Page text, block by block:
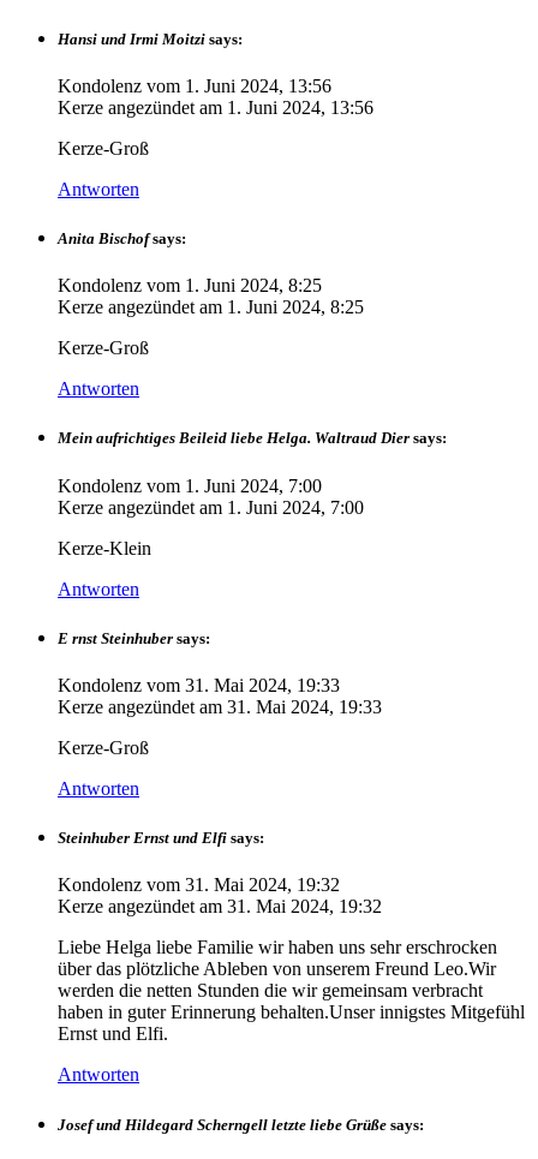
Hansi und Irmi Moitzi says:
Kondolenz vom 1. Juni 2024, 13:56
Kerze angezündet am 1. Juni 2024, 13:56
Kerze-Groß
Antworten
Anita Bischof says:
Kondolenz vom 1. Juni 2024, 8:25
Kerze angezündet am 1. Juni 2024, 8:25
Kerze-Groß
Antworten
Mein aufrichtiges Beileid liebe Helga. Waltraud Dier says:
Kondolenz vom 1. Juni 2024, 7:00
Kerze angezündet am 1. Juni 2024, 7:00
Kerze-Klein
Antworten
E rnst Steinhuber says:
Kondolenz vom 31. Mai 2024, 19:33
Kerze angezündet am 31. Mai 2024, 19:33
Kerze-Groß
Antworten
Steinhuber Ernst und Elfi says:
Kondolenz vom 31. Mai 2024, 19:32
Kerze angezündet am 31. Mai 2024, 19:32
Liebe Helga liebe Familie wir haben uns sehr erschrocken
über das plötzliche Ableben von unserem Freund Leo.Wir
werden die netten Stunden die wir gemeinsam verbracht
haben in guter Erinnerung behalten.Unser innigstes Mitgefühl
Ernst und Elfi.
Antworten
Josef und Hildegard Scherngell letzte liebe Grüße says: